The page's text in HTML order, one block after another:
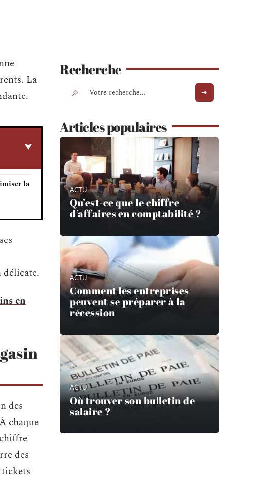
La
la
délicate.
en
des
chaque
des
tickets
Recherche
Articles populaires
ACTU
Qu’est-ce que le chiffre
d’affaires en comptabilité ?
ACTU
Comment les entreprises
peuvent se préparer à la
récession
ACTU
Où trouver son bulletin de
salaire ?